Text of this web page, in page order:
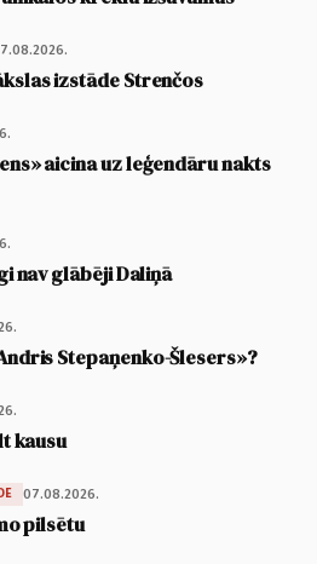
izstāde Strenčos
aicina uz leģendāru nakts
nav glābēji Daliņā
Stepaņenko-Šlesers»?
kausu
07.08.2026.
pilsētu